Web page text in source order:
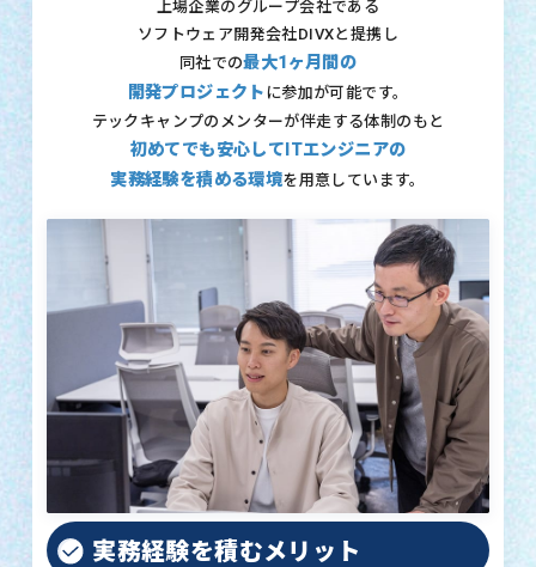
上場企業のグループ会社である
ソフトウェア開発会社DIVXと提携し
同社での最大1ヶ月間の
開発プロジェクト に参加が可能です。
テックキャンプのメンターが伴走する体制のもと
初めてでも安心してITエンジニアの
実務経験を積める環境を用意しています。
実務経験を積むメリット